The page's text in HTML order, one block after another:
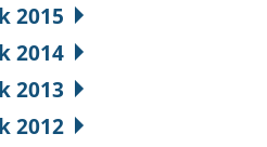
2015
2014
2013
2012